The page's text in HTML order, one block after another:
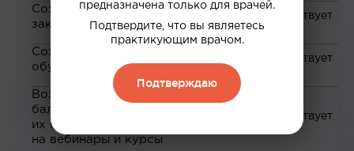
Сохранение материалов в
закладки
Сохранение прогресса по
обучению
Возможность зарабатывать
баллы и обменивать
их на скидку до 100%
на вебинары и курсы
предназначена только для врачей.
Подтвердите, что вы являетесь
практикующим врачом.
Подтверждаю